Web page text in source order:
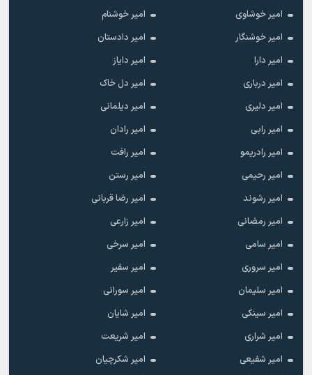
امیر خوشاوی
امیر خوشنام
امیر خوشنگار
امیر دادستان
امیر دارا
امیر دایاز
امیر درباری
امیر دل خاک
امیر دلیری
امیر دیلمانی
امیر رابی
امیر رادان
امیر رادریمو
امیر رافت
امیر رحیمی
امیر رستن
امیر رشوند
امیر رضا قربانی
امیر رمضانی
امیر زارعی
امیر سامی
امیر سرخی
امیر سروری
امیر سفیر
امیر سلیمان
امیر سورانی
امیر سینکی
امیر شایان
امیر شراری
امیر شریعت
امیر شفیعی
امیر شکرچیان